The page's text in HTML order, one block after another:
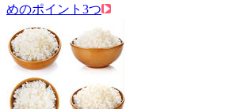
めのポイント3つ